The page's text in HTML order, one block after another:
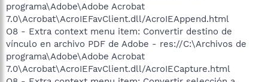
programa\Adobe\Adobe Acrobat
7.0\Acrobat\AcroIEFavClient.dll/AcroIEAppend.html
O8 - Extra context menu item: Convertir destino de
vínculo en archivo PDF de Adobe - res://C:\Archivos de
programa\Adobe\Adobe Acrobat
7.0\Acrobat\AcroIEFavClient.dll/AcroIECapture.html